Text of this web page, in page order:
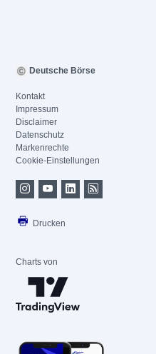
Deutsche Börse
Kontakt
Impressum
Disclaimer
Datenschutz
Markenrechte
Cookie-Einstellungen
Drucken
Charts von